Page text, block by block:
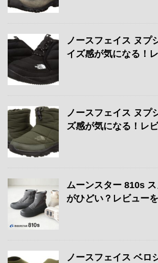
ノースフェイス ヌプ
イズ感が気になる！
ノースフェイス ヌプ
ズ感が気になる！レ
ムーンスター 810s
がひどい？レビュー
ノースフェイス ベロ